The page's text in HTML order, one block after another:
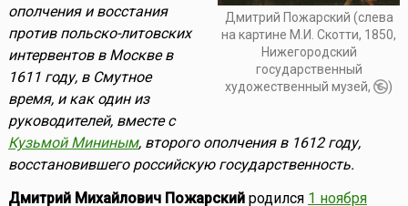
Дмитрий Пожарский (слева
на картине М.И. Скотти, 1850,
Нижегородский
государственный
художественный музей,
)
ополчения и восстания
против польско-литовских
интервентов в Москве в
1611 году, в Смутное
время, и как один из
руководителей, вместе с
Кузьмой Мининым, второго ополчения в 1612 году,
восстановившего российскую государственность.
Дмитрий Михайлович Пожарскийродился 1 ноября